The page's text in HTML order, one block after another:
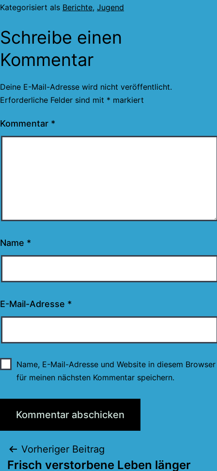
Kategorisiert als Berichte, Jugend
Schreibe einen
Kommentar
Deine E-Mail-Adresse wird nicht veröffentlicht.
Erforderliche Felder sind mit * markiert
Kommentar *
Name *
E-Mail-Adresse *
Name, E-Mail-Adresse und Website in diesem Browser
für meinen nächsten Kommentar speichern.
Beitragsnavigation
Vorheriger Beitrag
Frisch verstorbene Leben länger